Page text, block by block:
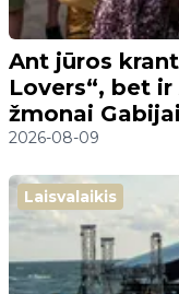
Ant jūros
Lovers“, bet
žmonai Gabijai
2026-08-09
Laisvalaikis